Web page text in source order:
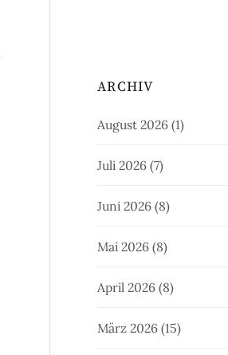
ARCHIV
August 2026 (1)
Juli 2026 (7)
Juni 2026 (8)
Mai 2026 (8)
April 2026 (8)
März 2026 (15)